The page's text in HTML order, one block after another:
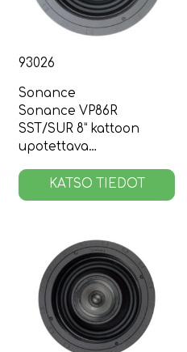
93026
Sonance
Sonance VP86R
SST/SUR 8” kattoon
upotettava
kaiutin, pari
KATSO TIEDOT